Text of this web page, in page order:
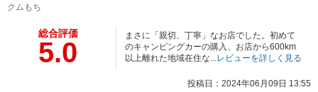
クムもち
総合評価
5.0
まさに「親切、丁寧」なお店でした。初めて
のキャンピングカーの購入、お店から600km
以上離れた地域在住な...レビューを詳しく見る
投稿日：2024年06月09日 13:55